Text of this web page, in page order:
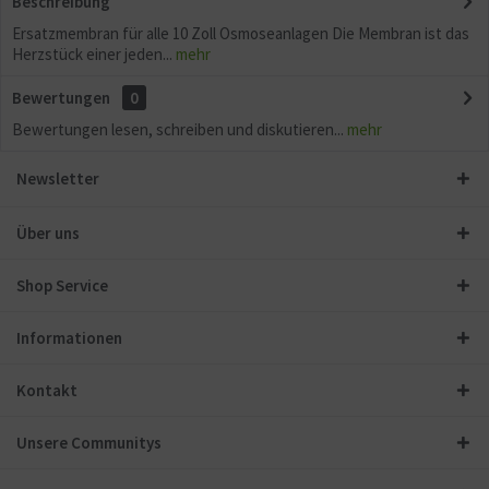
Ersatzmembran für alle 10 Zoll Osmoseanlagen Die Membran ist das
Herzstück einer jeden... mehr
Bewertungen
0
Bewertungen lesen, schreiben und diskutieren... mehr
Newsletter
Über uns
Shop Service
Informationen
Kontakt
Unsere Communitys